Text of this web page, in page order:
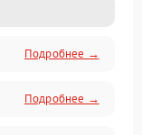
Подробнее →
Подробнее →